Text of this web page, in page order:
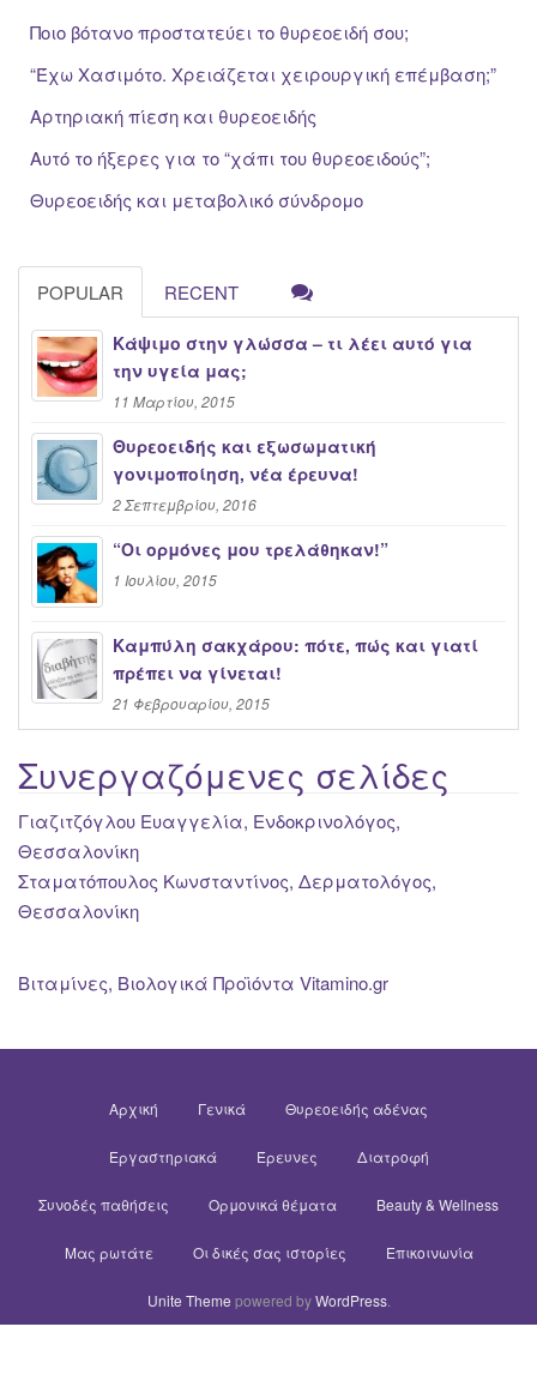
Ποιο βότανο προστατεύει το θυρεοειδή σου;
“Έχω Χασιμότο. Χρειάζεται χειρουργική επέμβαση;”
Αρτηριακή πίεση και θυρεοειδής
Αυτό το ήξερες για το “χάπι του θυρεοειδούς”;
Θυρεοειδής και μεταβολικό σύνδρομο
POPULAR RECENT
Κάψιμο στην γλώσσα – τι λέει αυτό για
την υγεία μας;
11 Μαρτίου, 2015
Θυρεοειδής και εξωσωματική
γονιμοποίηση, νέα έρευνα!
2 Σεπτεμβρίου, 2016
“Oι ορμόνες μου τρελάθηκαν!”
1 Ιουλίου, 2015
Καμπύλη σακχάρου: πότε, πώς και γιατί
πρέπει να γίνεται!
21 Φεβρουαρίου, 2015
Συνεργαζόμενες σελίδες
Γιαζιτζόγλου Ευαγγελία, Ενδοκρινολόγος,
Θεσσαλονίκη
Σταματόπουλος Κωνσταντίνος, Δερματολόγος,
Θεσσαλονίκη
Βιταμίνες, Βιολογικά Προϊόντα Vitamino.gr
Αρχική Γενικά Θυρεοειδής αδένας
Εργαστηριακά Έρευνες Διατροφή
Συνοδές παθήσεις Ορμονικά θέματα Beauty & Wellness
Μας ρωτάτε Οι δικές σας ιστορίες Επικοινωνία
Unite Theme powered byWordPress.